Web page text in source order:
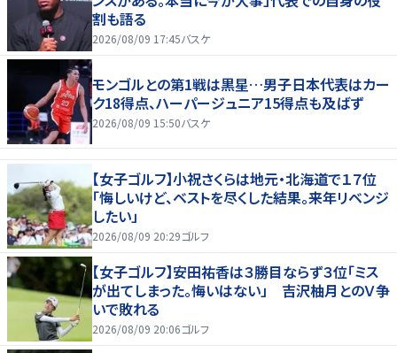
割も語る
2026/08/09 17:45バスケ
モンゴルとの第1戦は黒星…男子日本代表はカー
ク18得点、ハーパージュニア15得点も及ばず
2026/08/09 15:50バスケ
【女子ゴルフ】小祝さくらは地元・北海道で１７位
「悔しいけど、ベストを尽くした結果。来年リベンジ
したい」
2026/08/09 20:29ゴルフ
【女子ゴルフ】安田祐香は３勝目ならず３位「ミス
が出てしまった。悔いはない」 吉沢柚月とのＶ争
いで敗れる
2026/08/09 20:06ゴルフ